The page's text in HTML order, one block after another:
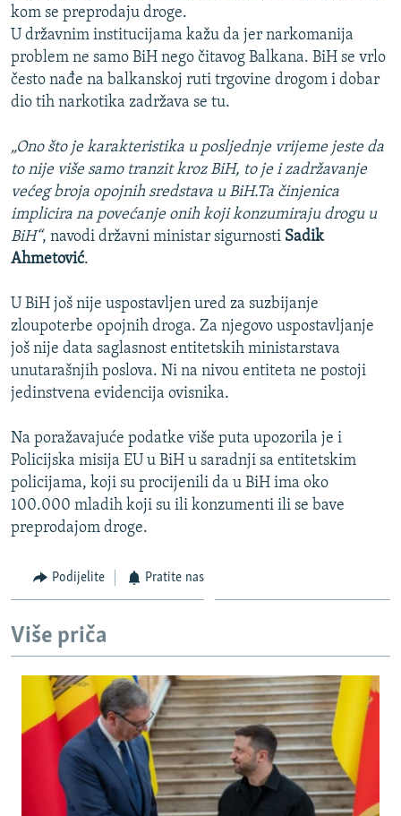
kom se preprodaju droge.
U državnim institucijama kažu da jer narkomanija
problem ne samo BiH nego čitavog Balkana. BiH se vrlo
često nađe na balkanskoj ruti trgovine drogom i dobar
dio tih narkotika zadržava se tu.
„Ono što je karakteristika u posljednje vrijeme jeste da
to nije više samo tranzit kroz BiH, to je i zadržavanje
većeg broja opojnih sredstava u BiH.Ta činjenica
implicira na povećanje onih koji konzumiraju drogu u
BiH“, navodi državni ministar sigurnosti Sadik
Ahmetović.
U BiH još nije uspostavljen ured za suzbijanje
zloupoterbe opojnih droga. Za njegovo uspostavljanje
još nije data saglasnost entitetskih ministarstava
unutarašnjih poslova. Ni na nivou entiteta ne postoji
jedinstvena evidencija ovisnika.
Na poražavajuće podatke više puta upozorila je i
Policijska misija EU u BiH u saradnji sa entitetskim
policijama, koji su procijenili da u BiH ima oko
100.000 mladih koji su ili konzumenti ili se bave
preprodajom droge.
Podijelite Pratite nas
Više priča